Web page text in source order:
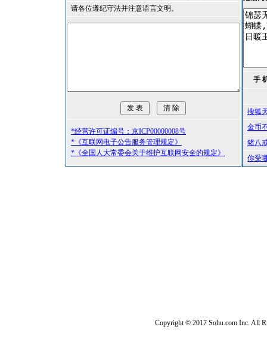
请各位遵纪守法并注意语言文明。
*经营许可证编号：京ICP00000008号
*《互联网电子公告服务管理规定》
*《全国人大常委会关于维护互联网安全的规定》
手
搜狐
金币
猪八
你受
Copyright © 2017 Sohu.com Inc. All